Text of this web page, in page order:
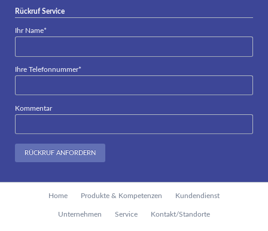
Rückruf Service
Pflichtfeld
Ihr Name*
Pflichtfeld
Ihre Telefonnummer*
Kommentar
RÜCKRUF ANFORDERN
Home Produkte & Kompetenzen Kundendienst
Unternehmen Service Kontakt/Standorte